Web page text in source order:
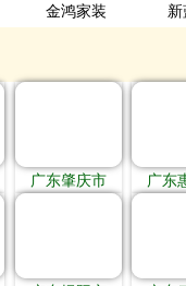
金鸿家装 新
广东肇庆市 广东